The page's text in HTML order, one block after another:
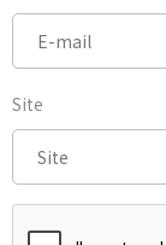
Site